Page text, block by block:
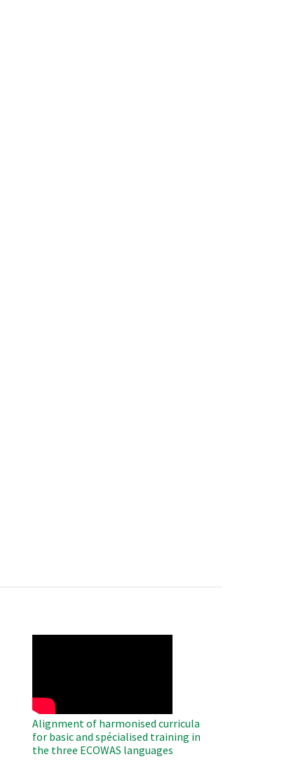
Alignment of harmonised curricula
for basic and spécialised training in
the three ECOWAS languages